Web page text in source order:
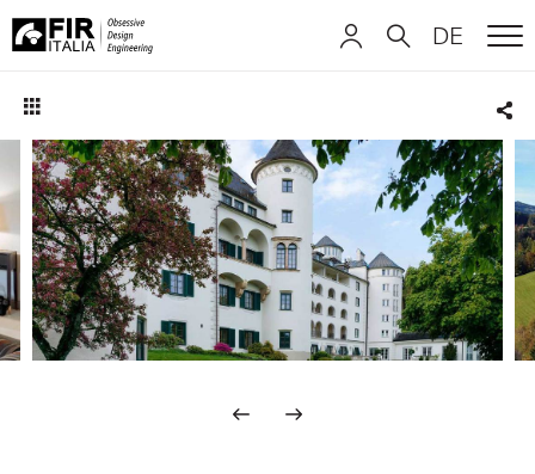
Italia
DE
ENGLISH
DEUTSCH
ENGLISH
DEUTSCH